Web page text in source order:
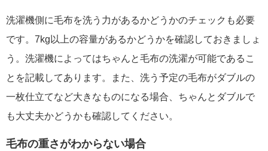
洗濯機側に毛布を洗う力があるかどうかのチェックも必要
です。7kg以上の容量があるかどうかを確認しておきましょ
う。洗濯機によってはちゃんと毛布の洗濯が可能であるこ
とを記載してあります。また、洗う予定の毛布がダブルの
一枚仕立てなど大きなものになる場合、ちゃんとダブルで
も大丈夫かどうかも確認してください。
毛布の重さがわからない場合